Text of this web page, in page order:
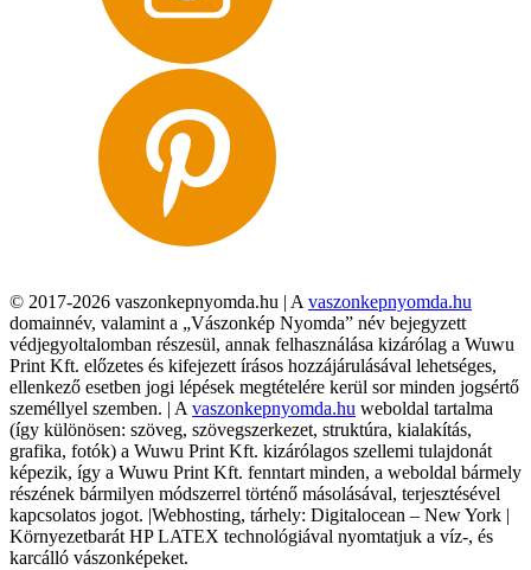
© 2017-2026 vaszonkepnyomda.hu | A vaszonkepnyomda.hu
domainnév, valamint a „Vászonkép Nyomda” név bejegyzett
védjegyoltalomban részesül, annak felhasználása kizárólag a Wuwu
Print Kft. előzetes és kifejezett írásos hozzájárulásával lehetséges,
ellenkező esetben jogi lépések megtételére kerül sor minden jogsértő
személlyel szemben. | A vaszonkepnyomda.hu weboldal tartalma
(így különösen: szöveg, szövegszerkezet, struktúra, kialakítás,
grafika, fotók) a Wuwu Print Kft. kizárólagos szellemi tulajdonát
képezik, így a Wuwu Print Kft. fenntart minden, a weboldal bármely
részének bármilyen módszerrel történő másolásával, terjesztésével
kapcsolatos jogot. |Webhosting, tárhely: Digitalocean – New York |
Környezetbarát HP LATEX technológiával nyomtatjuk a víz-, és
karcálló vászonképeket.